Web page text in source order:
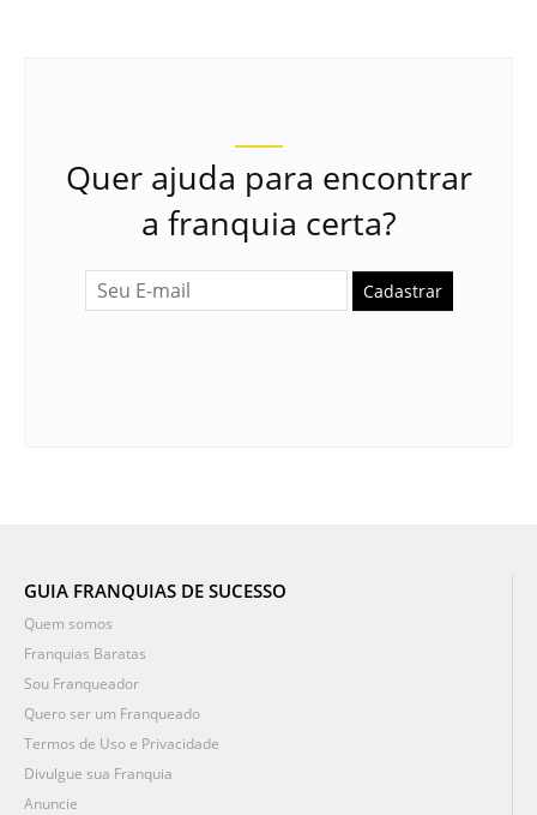
Quer ajuda para encontrar
a franquia certa?
Cadastrar
GUIA FRANQUIAS DE SUCESSO
Quem somos
Franquias Baratas
Sou Franqueador
Quero ser um Franqueado
Termos de Uso e Privacidade
Divulgue sua Franquia
Anuncie